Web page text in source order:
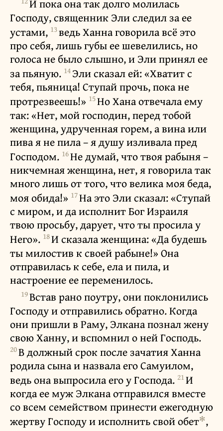
И пока она так долго молилась
Господу, священник Эли следил за ее
устами, 13ведь Ханна говорила всё это
про себя, лишь губы ее шевелились, но
голоса не было слышно, и Эли принял ее
за пьяную. 14Эли сказал ей: «Хватит с
тебя, пьяница! Ступай прочь, пока не
протрезвеешь!» 15Но Хана отвечала ему
так: «Нет, мой господин, перед тобой
женщина, удрученная горем, а вина или
пива я не пила – я душу изливала пред
Господом. 16Не думай, что твоя рабыня –
никчемная женщина, нет, я говорила так
много лишь от того, что велика моя беда,
моя обида!» 17На это Эли сказал: «Ступай
с миром, и да исполнит Бог Израиля
твою просьбу, дарует, что ты просила у
Него». 18И сказала женщина: «Да будешь
ты милостив к своей рабыне!» Она
отправилась к себе, ела и пила, и
настроение ее переменилось.
19Встав рано поутру, они поклонились
Господу и отправились обратно. Когда
они пришли в Раму, Элкана познал жену
свою Ханну, и вспомнил о ней Господь.
20В должный срок после зачатия Ханна
родила сына и назвала его Самуилом,
ведь она выпросила его у Господа. 21И
когда ее муж Элкана отправился вместе
со всем семейством принести ежегодную
жертву Господу и исполнить свой обет✻,